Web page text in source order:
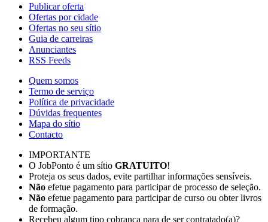
Publicar oferta
Ofertas por cidade
Ofertas no seu sítio
Guia de carreiras
Anunciantes
RSS Feeds
Quem somos
Termo de serviço
Política de privacidade
Dúvidas frequentes
Mapa do sítio
Contacto
IMPORTANTE
O JobPonto é um sítio GRATUITO!
Proteja os seus dados, evite partilhar informações sensíveis.
Não efetue pagamento para participar de processo de seleção.
Não efetue pagamento para participar de curso ou obter livros
de formação.
Recebeu algum tipo cobrança para de ser contratado(a)?